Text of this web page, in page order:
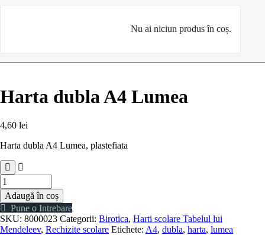
Nu ai niciun produs în coș.
Harta dubla A4 Lumea
4,60 lei
Harta dubla A4 Lumea, plastefiata
Cantitate
Harta
dubla
A4
Lumea
Adaugă în coș
Pune o Intrebare
SKU: 8000023 Categorii: Birotica, Harti scolare Tabelul lui
Mendeleev, Rechizite scolare Etichete: A4, dubla, harta, lumea